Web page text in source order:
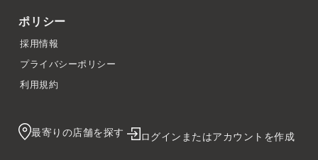
ポリシー
採用情報
プライバシーポリシー
利用規約
最寄りの店舗を探す ログインまたはアカウントを作成